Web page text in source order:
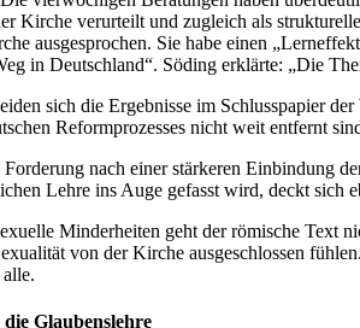
Kirche verurteilt und zugleich als
ausgesprochen. Sie habe einen
in Deutschland“. Söding erklärte: „Die
sich die Ergebnisse im Schlusspapier
Reformprozesses nicht weit entfernt
nach einer stärkeren Einbindung
Lehre ins Auge gefasst wird, deckt sich
Minderheiten geht der römische Text
von der Kirche ausgeschlossen
Glaubenslehre